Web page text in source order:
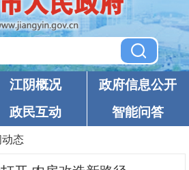
江阴概况
政府信息公开
政民互动 智能问答
态